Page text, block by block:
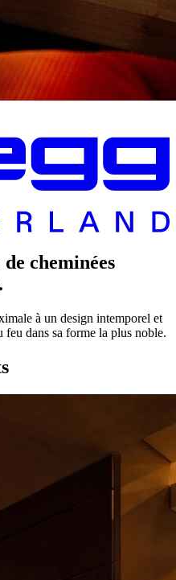
cheminées
à un design intemporel et
feu dans sa forme la plus noble.